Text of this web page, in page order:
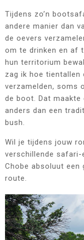
Tijdens zo’n
andere manier dan
de oevers
om te drinken en af
hun territorium
zag ik hoe
verzamelden, soms
de boot. Dat
anders dan een
bush.
Wil je tijdens jouw
verschillende safari-
Chobe absoluut een
route.